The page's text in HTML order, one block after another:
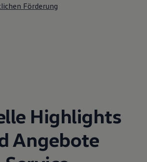
Förderung
Highlights
Angebote